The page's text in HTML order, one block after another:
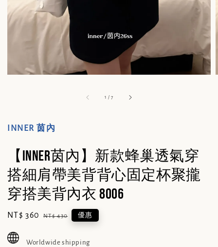
1 /7
INNER 茵內
【INNER茵內】新款蜂巢透氣穿
搭細肩帶美背背心固定杯聚攏
穿搭美背內衣 8006
Sale
NT$ 360 Regular
NT$ 430 優惠
Worldwide shipping